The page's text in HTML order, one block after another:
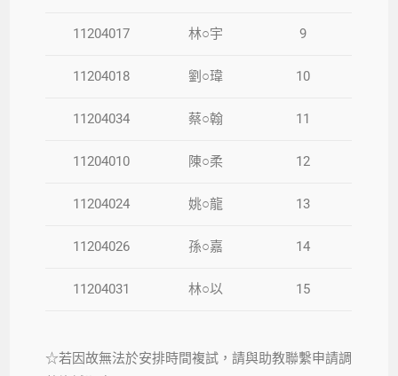
11204017 林○宇 9
11204018 劉○瑋 10
11204034 蔡○翰 11
11204010 陳○柔 12
11204024 姚○龍 13
11204026 孫○嘉 14
11204031 林○以 15
☆若因故無法於安排時間複試，請與助教聯繫申請調